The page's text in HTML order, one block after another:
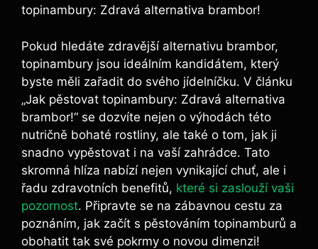
topinambury: Zdravá alternativa brambor!
Pokud hledáte zdravější alternativu brambor,
topinambury jsou ideálním kandidátem, který
byste měli zařadit do svého jídelníčku. V článku
„Jak pěstovat topinambury: Zdravá alternativa
brambor!“ se dozvíte nejen o výhodách této
nutričně bohaté rostliny, ale také o tom, jak ji
snadno vypěstovat i na vaší zahrádce. Tato
skromná hlíza nabízí nejen vynikající chuť, ale i
řadu zdravotních benefitů, které si zaslouží vaši
pozornost. Připravte se na zábavnou cestu za
poznáním, jak začít s pěstováním topinamburů a
obohatit tak své pokrmy o novou dimenzi!